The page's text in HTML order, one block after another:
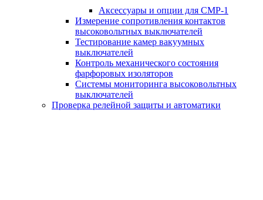
Аксессуары и опции для СМР-1
Измерение сопротивления контактов
высоковольтных выключателей
Тестирование камер вакуумных
выключателей
Контроль механического состояния
фарфоровых изоляторов
Системы мониторинга высоковольтных
выключателей
Проверка релейной защиты и автоматики